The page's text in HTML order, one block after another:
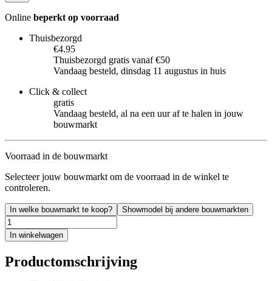
Online beperkt op voorraad
Thuisbezorgd
€4.95
Thuisbezorgd gratis vanaf €50
Vandaag besteld, dinsdag 11 augustus in huis
Click & collect
gratis
Vandaag besteld, al na een uur af te halen in jouw
bouwmarkt
Voorraad in de bouwmarkt
Selecteer jouw bouwmarkt om de voorraad in de winkel te
controleren.
In welke bouwmarkt te koop? Showmodel bij andere bouwmarkten
In winkelwagen
Productomschrijving